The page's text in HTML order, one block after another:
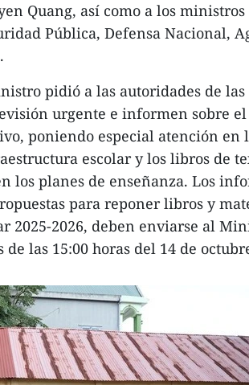
Quang, así como a los ministros
Pública, Defensa Nacional,
pidió a las autoridades de
urgente e informen sobre el
poniendo especial atención en
escolar y los libros de
los planes de enseñanza. Los
para reponer libros y
2025-2026, deben enviarse al
las 15:00 horas del 14 de